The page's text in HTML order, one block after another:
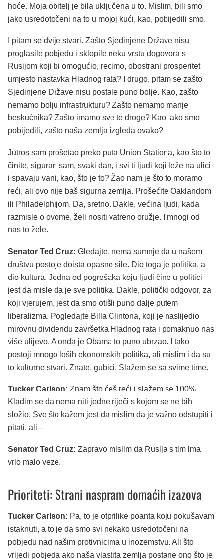
hoće. Moja obitelj je bila uključena u to. Mislim, bili smo
jako usredotočeni na to u mojoj kući, kao, pobijedili smo.
I pitam se dvije stvari. Zašto Sjedinjene Države nisu
proglasile pobjedu i sklopile neku vrstu dogovora s
Rusijom koji bi omogućio, recimo, obostrani prosperitet
umjesto nastavka Hladnog rata? I drugo, pitam se zašto
Sjedinjene Države nisu postale puno bolje. Kao, zašto
nemamo bolju infrastrukturu? Zašto nemamo manje
beskućnika? Zašto imamo sve te droge? Kao, ako smo
pobijedili, zašto naša zemlja izgleda ovako?
Jutros sam prošetao preko puta Union Stationa, kao što to
činite, siguran sam, svaki dan, i svi ti ljudi koji leže na ulici
i spavaju vani, kao, što je to? Žao nam je što to moramo
reći, ali ovo nije baš sigurna zemlja. Prošećite Oaklandom
ili Philadelphijom. Da, sretno. Dakle, većina ljudi, kada
razmisle o ovome, želi nositi vatreno oružje. I mnogi od
nas to žele.
Senator Ted Cruz: Gledajte, nema sumnje da u našem
društvu postoje doista opasne sile. Dio toga je politika, a
dio kultura. Jedna od pogrešaka koju ljudi čine u politici
jest da misle da je sve politika. Dakle, politički odgovor, za
koji vjerujem, jest da smo otišli puno dalje putem
liberalizma. Pogledajte Billa Clintona, koji je naslijedio
mirovnu dividendu završetka Hladnog rata i pomaknuo nas
više ulijevo. A onda je Obama to puno ubrzao. I tako
postoji mnogo loših ekonomskih politika, ali mislim i da su
to kulturne stvari. Znate, gubici. Slažem se sa svime time.
Tucker Carlson: Znam što ćeš reći i slažem se 100%.
Kladim se da nema niti jedne riječi s kojom se ne bih
složio. Sve što kažem jest da mislim da je važno odstupiti i
pitati, ali –
Senator Ted Cruz: Zapravo mislim da Rusija s tim ima
vrlo malo veze.
Prioriteti: Strani naspram domaćih izazova
Tucker Carlson: Pa, to je otprilike poanta koju pokušavam
istaknuti, a to je da smo svi nekako usredotočeni na
pobjedu nad našim protivnicima u inozemstvu. Ali što
vrijedi pobjeda ako naša vlastita zemlja postane ono što je